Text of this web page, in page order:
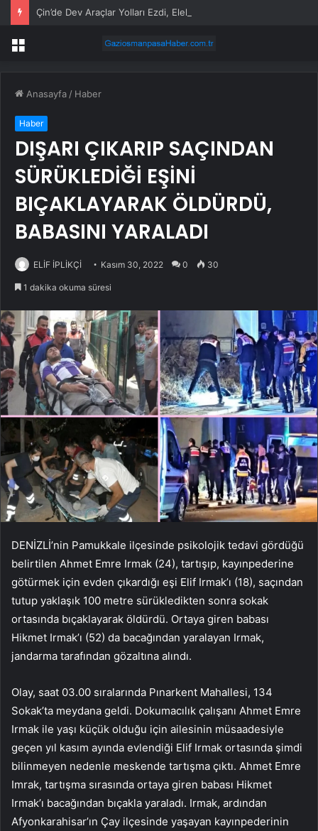
Menü
Anasayfa / Haber
Haber
DIŞARI ÇIKARIP SAÇINDAN
SÜRÜKLEDİĞİ EŞİNİ
BIÇAKLAYARAK ÖLDÜRDÜ,
BABASINI YARALADI
ELİF İPLİKÇİ Kasım 30, 2022 0 30
1 dakika okuma süresi
DENİZLİ’nin Pamukkale ilçesinde psikolojik tedavi gördüğü
belirtilen Ahmet Emre Irmak (24), tartışıp, kayınpederine
götürmek için evden çıkardığı eşi Elif Irmak’ı (18), saçından
tutup yaklaşık 100 metre sürükledikten sonra sokak
ortasında bıçaklayarak öldürdü. Ortaya giren babası
Hikmet Irmak’ı (52) da bacağından yaralayan Irmak,
jandarma tarafından gözaltına alındı.
Olay, saat 03.00 sıralarında Pınarkent Mahallesi, 134
Sokak’ta meydana geldi. Dokumacılık çalışanı Ahmet Emre
Irmak ile yaşı küçük olduğu için ailesinin müsaadesiyle
geçen yıl kasım ayında evlendiği Elif Irmak ortasında şimdi
bilinmeyen nedenle meskende tartışma çıktı. Ahmet Emre
Imrak, tartışma sırasında ortaya giren babası Hikmet
Irmak’ı bacağından bıçakla yaraladı. Irmak, ardından
Afyonkarahisar’ın Çay ilçesinde yaşayan kayınpederinin